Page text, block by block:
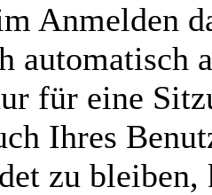
Anmelden
automatisch
für eine
Ihres
zu bleiben,